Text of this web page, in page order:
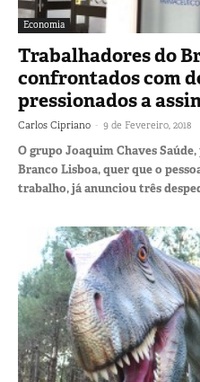
Economia
Trabalhadores do
confrontados com
pressionados a
Carlos Cipriano - 9 de Fevereiro, 2018
O grupo Joaquim Chaves
Branco Lisboa, quer que o
trabalho, já anunciou três